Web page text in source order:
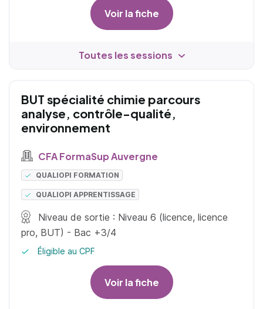
Voir la fiche
Toutes les sessions
BUT spécialité chimie parcours
analyse, contrôle-qualité,
environnement
CFA FormaSup Auvergne
QUALIOPI FORMATION
QUALIOPI APPRENTISSAGE
Niveau de sortie : Niveau 6 (licence, licence
pro, BUT) - Bac +3/4
Éligible au CPF
Voir la fiche